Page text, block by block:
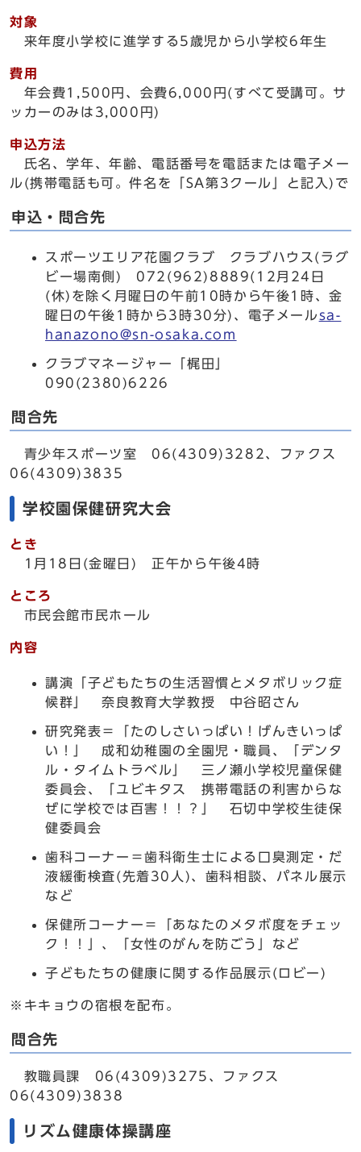
対象
来年度小学校に進学する5歳児から小学校6年生
費用
年会費1,500円、会費6,000円(すべて受講可。サ
ッカーのみは3,000円)
申込方法
氏名、学年、年齢、電話番号を電話または電子メー
ル(携帯電話も可。件名を「SA第3クール」と記入)で
申込・問合先
スポーツエリア花園クラブ クラブハウス(ラグ
ビー場南側) 072(962)8889(12月24日
(休)を除く月曜日の午前10時から午後1時、金
曜日の午後1時から3時30分)、電子メール sa-
hanazono@sn-osaka.com
クラブマネージャー「梶田」
090(2380)6226
問合先
青少年スポーツ室 06(4309)3282、ファクス
06(4309)3835
学校園保健研究大会
とき
1月18日(金曜日) 正午から午後4時
ところ
市民会館市民ホール
内容
講演「子どもたちの生活習慣とメタボリック症
候群」 奈良教育大学教授 中谷昭さん
研究発表＝「たのしさいっぱい！げんきいっぱ
い！」 成和幼稚園の全園児・職員、「デンタ
ル・タイムトラベル」 三ノ瀬小学校児童保健
委員会、「ユビキタス 携帯電話の利害からな
ぜに学校では百害！！？」 石切中学校生徒保
健委員会
歯科コーナー＝歯科衛生士による口臭測定・だ
液緩衝検査(先着30人)、歯科相談、パネル展示
など
保健所コーナー＝「あなたのメタボ度をチェッ
ク！！」、「女性のがんを防ごう」など
子どもたちの健康に関する作品展示(ロビー)
※キキョウの宿根を配布。
問合先
教職員課 06(4309)3275、ファクス
06(4309)3838
リズム健康体操講座